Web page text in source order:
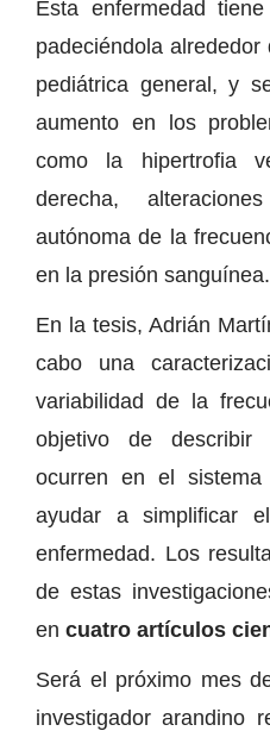
Esta enfermedad
padeciéndola
pediátrica general, y
aumento en los
como la hipertrofia
derecha,
autónoma de la
en la presión sanguínea.
En la tesis, Adrián
cabo una
variabilidad de la
objetivo de describir
ocurren en el
ayudar a simplificar
enfermedad. Los
de estas
en cuatro artículos
Será el próximo mes
investigador arandino